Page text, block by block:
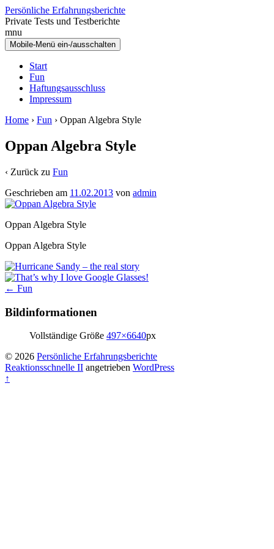
Zum
Inhalt
wechseln
Zum
Hauptmenü
springen
Persönliche Erfahrungsberichte
Private Tests und Testberichte
mnu
Mobile-Menü ein-/ausschalten
Start
Fun
Haftungsausschluss
Impressum
Home › Fun › Oppan Algebra Style
Oppan Algebra Style
‹ Zurück zu Fun
Geschrieben am 11.02.2013 von admin
Oppan Algebra Style
Oppan Algebra Style
Artikelnavigation
← Fun
Bildinformationen
Vollständige Größe 497×6640px
© 2026 Persönliche Erfahrungsberichte
Reaktionsschnelle II angetrieben WordPress
↑